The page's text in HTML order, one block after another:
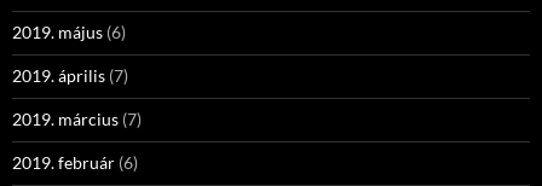
2019. május (6)
2019. április (7)
2019. március (7)
2019. február (6)